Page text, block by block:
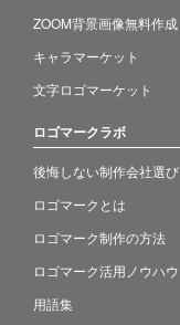
ZOOM背景画像無料作成
キャラマーケット
文字ロゴマーケット
ロゴマークラボ
後悔しない制作会社選び
ロゴマークとは
ロゴマーク制作の方法
ロゴマーク活用ノウハウ
用語集